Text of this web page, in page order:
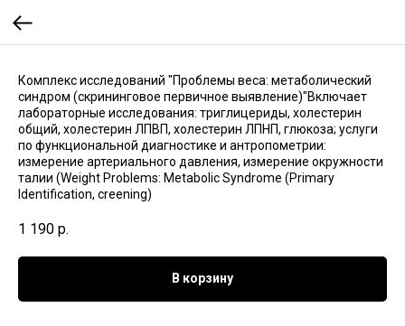
Комплекс исследований "Проблемы веса: метаболический
синдром (скрининговое первичное выявление)"Включает
лабораторные исследования: триглицериды, холестерин
общий, холестерин ЛПВП, холестерин ЛПНП, глюкоза; услуги
по функциональной диагностике и антропометрии:
измерение артериального давления, измерение окружности
талии (Weight Problems: Metabolic Syndrome (Primary
Identification, creening)
1 190 р.
В корзину